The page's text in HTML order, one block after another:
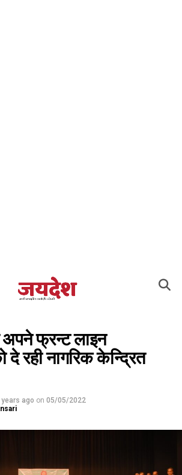
अपने फ्रन्ट लाइन
दे रही नागरिक केन्द्रित
years ago on 05/05/2022